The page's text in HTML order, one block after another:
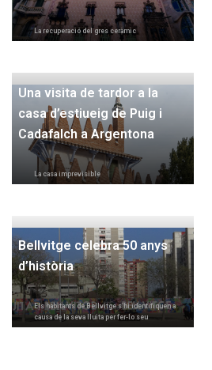
La recuperació del gres ceràmic
Una visita de tardor a la
casa d’estiueig de Puig i
Cadafalch a Argentona
La casa imprevisible
Bellvitge celebra 50 anys
d’història
Els habitants de Bellvitge s'hi identifiquen a
causa de la seva lluita per fer-lo seu